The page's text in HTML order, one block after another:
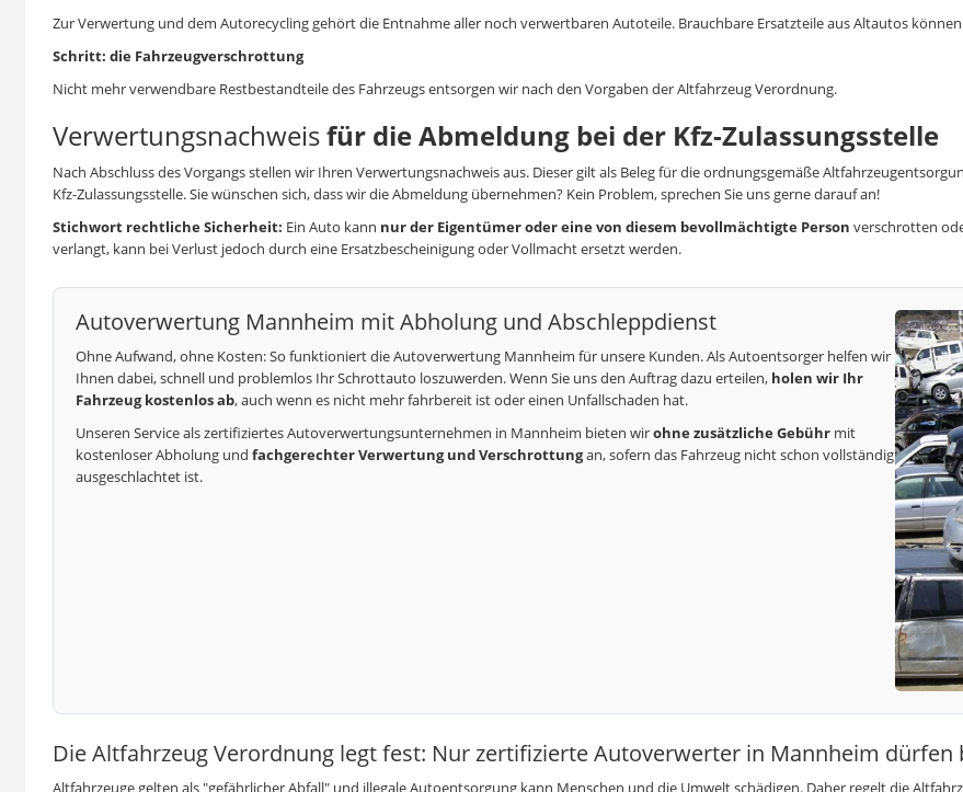
Zur Verwertung und dem Autorecycling gehört die Entnahme aller noch verwertbaren Autoteile. Brauchbare Ersatzteile aus Altautos
Schritt: die Fahrzeugverschrottung
Nicht mehr verwendbare Restbestandteile des Fahrzeugs entsorgen wir nach den Vorgaben der Altfahrzeug Verordnung.
Verwertungsnachweisfür die Abmeldung bei der Kfz-Zulassungsstelle
Nach Abschluss des Vorgangs stellen wir Ihren Verwertungsnachweis aus. Dieser gilt als Beleg für die ordnungsgemäße
Kfz-Zulassungsstelle. Sie wünschen sich, dass wir die Abmeldung übernehmen? Kein Problem, sprechen Sie uns gerne darauf an!
Stichwort rechtliche Sicherheit: Ein Auto kann nur der Eigentümer oder eine von diesem bevollmächtigte Person verschrotten
verlangt, kann bei Verlust jedoch durch eine Ersatzbescheinigung oder Vollmacht ersetzt werden.
Autoverwertung Mannheim mit Abholung und Abschleppdienst
Ohne Aufwand, ohne Kosten: So funktioniert die Autoverwertung Mannheim für unsere Kunden. Als Autoentsorger helfen wir
Ihnen dabei, schnell und problemlos IhrSchrottauto loszuwerden. Wenn Sie uns den Auftrag dazu erteilen, holen wir Ihr
Fahrzeug kostenlos ab, auch wenn es nicht mehr fahrbereit ist oder einen Unfallschaden hat.
Unseren Service als zertifiziertes Autoverwertungsunternehmen in Mannheim bieten wirohne zusätzliche Gebühr mit
kostenloser Abholung und fachgerechter Verwertung und Verschrottungan, sofern das Fahrzeug nicht schon vollständig
ausgeschlachtet ist.
Die Altfahrzeug Verordnung legt fest: Nur zertifizierte Autoverwerter in Mannheim
Altfahrzeuge gelten als "gefährlicher Abfall" und illegale Autoentsorgung kann Menschen und die Umwelt schädigen. Daher regelt die